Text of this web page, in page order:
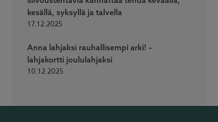
kesällä, syksyllä ja talvella
17.12.2025
Anna lahjaksi rauhallisempi arki! –
lahjakortti joululahjaksi
10.12.2025